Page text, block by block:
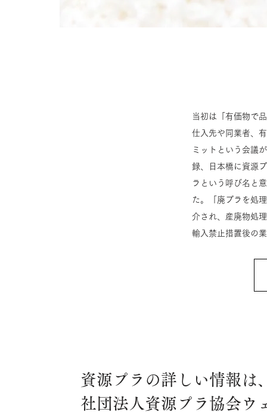
当初は「有価物で
仕入先や同業者、
ミットという会議
録、日本橋に資源
ラという呼び名と
た。「廃プラを処
介され、産廃物処
輸入禁止措置後の
資源プラの詳しい情報は
社団法人資源プラ協会ウ